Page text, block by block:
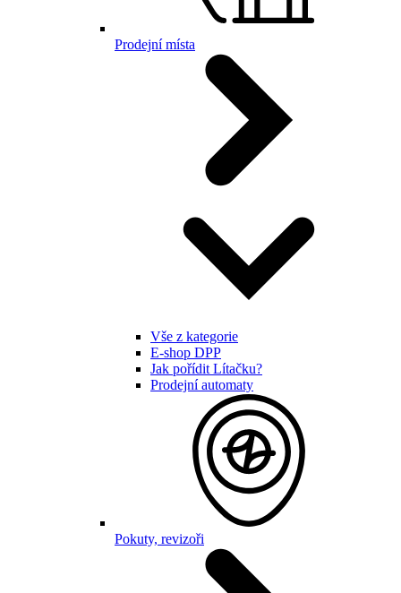
Prodejní místa
Vše z kategorie
E-shop DPP
Jak pořídit Lítačku?
Prodejní automaty
Pokuty, revizoři